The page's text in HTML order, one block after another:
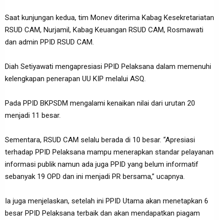
Saat kunjungan kedua, tim Monev diterima Kabag Kesekretariatan
RSUD CAM, Nurjamil, Kabag Keuangan RSUD CAM, Rosmawati
dan admin PPID RSUD CAM.
Diah Setiyawati mengapresiasi PPID Pelaksana dalam memenuhi
kelengkapan penerapan UU KIP melalui ASQ.
Pada PPID BKPSDM mengalami kenaikan nilai dari urutan 20
menjadi 11 besar.
Sementara, RSUD CAM selalu berada di 10 besar. “Apresiasi
terhadap PPID Pelaksana mampu menerapkan standar pelayanan
informasi publik namun ada juga PPID yang belum informatif
sebanyak 19 OPD dan ini menjadi PR bersama,” ucapnya.
Ia juga menjelaskan, setelah ini PPID Utama akan menetapkan 6
besar PPID Pelaksana terbaik dan akan mendapatkan piagam